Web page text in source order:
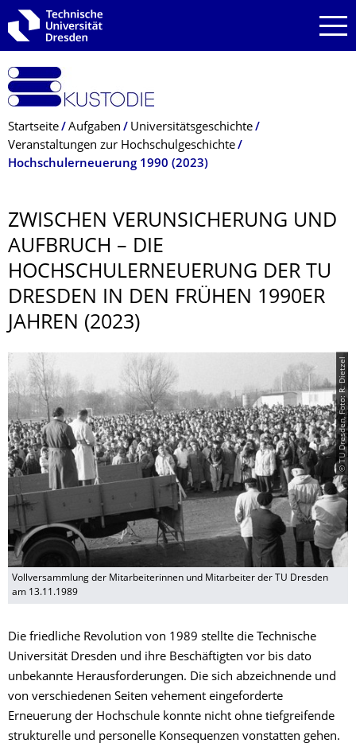
Zur Hauptnavigation springen
Zur Suche springen
Zum Inhalt springen
Breadcrumb-Menü
Startseite Aufgaben
Universitätsgeschichte
Veranstaltungen zur Hochschulgeschichte
Hochschulerneuerung 1990 (2023)
ZWISCHEN VERUNSICHERUNG UND
AUFBRUCH – DIE
HOCHSCHULERNEU­ERUNG DER TU
DRESDEN IN DEN FRÜHEN 1990ER
JAHREN (2023)
© TU Dresden, Foto: R. Dietzel
Vollversammlung der Mitarbeiterinnen und Mitarbeiter der TU Dresden
am 13.11.1989
Die friedliche Revolution von 1989 stellte die Technische
Universität Dresden und ihre Beschäftigten vor bis dato
unbekannte Herausforderungen. Die sich abzeichnende und
von verschiedenen Seiten vehement eingeforderte
Erneuerung der Hochschule konnte nicht ohne tiefgreifende
strukturelle und personelle Konsequenzen vonstatten gehen.